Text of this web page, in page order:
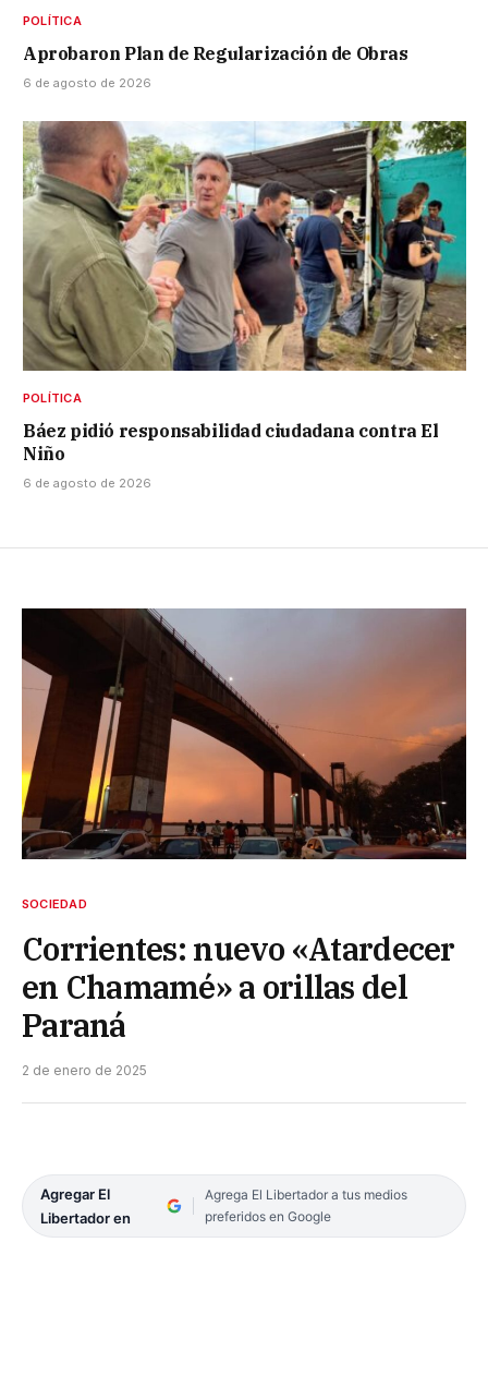
POLÍTICA
Aprobaron Plan de Regularización de Obras
6 de agosto de 2026
POLÍTICA
Báez pidió responsabilidad ciudadana contra El
Niño
6 de agosto de 2026
SOCIEDAD
Corrientes: nuevo «Atardecer
en Chamamé» a orillas del
Paraná
2 de enero de 2025
Agregar El
Libertador en
Agrega El Libertador a tus medios
preferidos en Google